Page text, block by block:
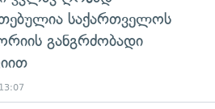
საქართველოს
განგრძობადი